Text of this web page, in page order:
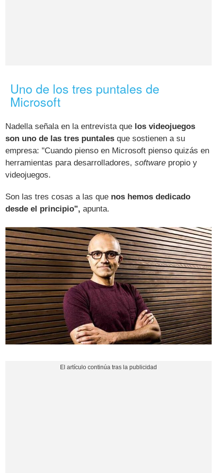
Uno de los tres puntales de
Microsoft
Nadella señala en la entrevista que los videojuegos
son uno de las tres puntales que sostienen a su
empresa: "Cuando pienso en Microsoft pienso quizás en
herramientas para desarrolladores,software propio y
videojuegos.
Son las tres cosas a las que nos hemos dedicado
desde el principio", apunta.